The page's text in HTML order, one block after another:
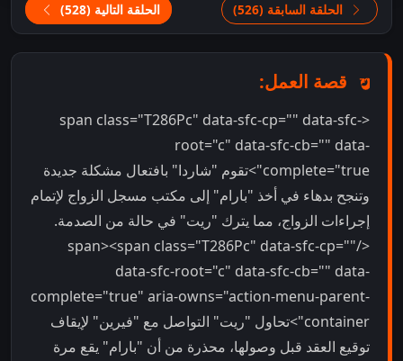
الحلقة السابقة (526) الحلقة التالية (528)
قصة العمل:
<span class="T286Pc" data-sfc-cp="" data-sfc-
root="c" data-sfc-cb="" data-
complete="true">تقوم "شاردا" بافتعال مشكلة جديدة
وتنجح بدهاء في أخذ "بارام" إلى مكتب مسجل الزواج لإتمام
إجراءات الزواج، مما يترك "ريت" في حالة من الصدمة.
</span><span class="T286Pc" data-sfc-cp=""
data-sfc-root="c" data-sfc-cb="" data-
complete="true" aria-owns="action-menu-parent-
container">تحاول "ريت" التواصل مع "فيرين" لإيقاف
توقيع العقد قبل وصولها، محذرة من أن "بارام" يقع مرة